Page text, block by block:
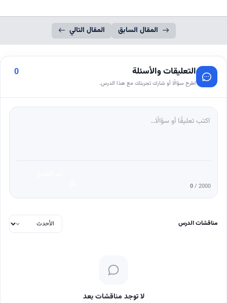
المقال السابق المقال التالي
التعليقات والأسئلة
اطرح سؤالًا أو شارك تجربتك مع هذا الدرس.
0
0/ 2000
مناقشات الدرس
لا توجد مناقشات بعد